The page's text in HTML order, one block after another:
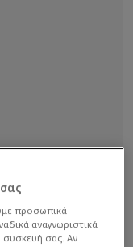
προσωπικά
αναγνωριστικά
συσκευή σας. Αν